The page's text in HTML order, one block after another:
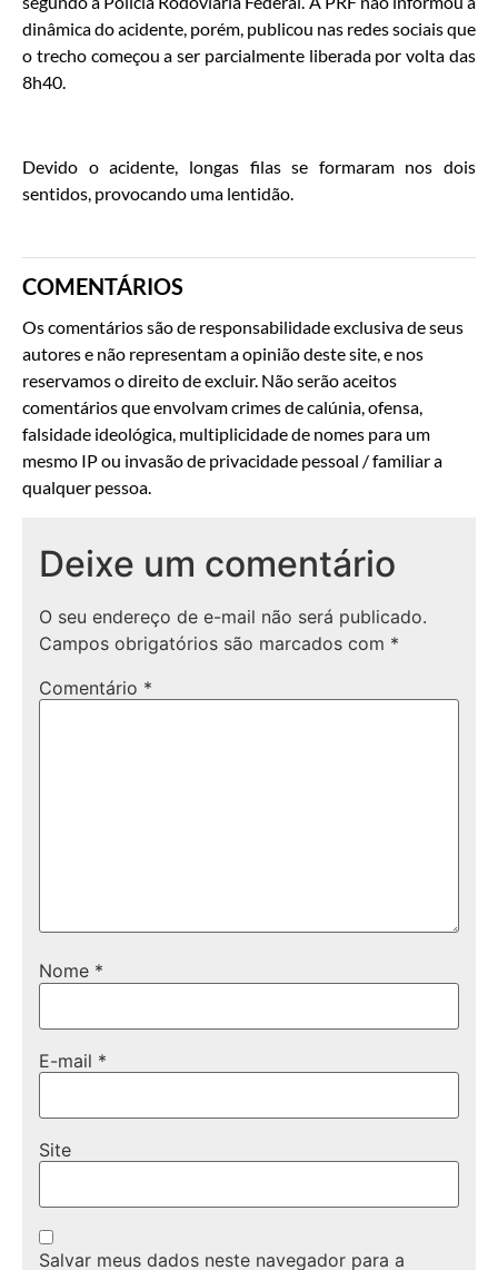
dinâmica do acidente, porém, publicou nas redes sociais que
o trecho começou a ser parcialmente liberada por volta das
8h40.
Devido o acidente, longas filas se formaram nos dois
sentidos, provocando uma lentidão.
COMENTÁRIOS
Os comentários são de responsabilidade exclusiva de seus
autores e não representam a opinião deste site, e nos
reservamos o direito de excluir. Não serão aceitos
comentários que envolvam crimes de calúnia, ofensa,
falsidade ideológica, multiplicidade de nomes para um
mesmo IP ou invasão de privacidade pessoal / familiar a
qualquer pessoa.
Deixe um comentário
O seu endereço de e-mail não será publicado.
Campos obrigatórios são marcados com *
Comentário *
Nome *
E-mail *
Site
Salvar meus dados neste navegador para a